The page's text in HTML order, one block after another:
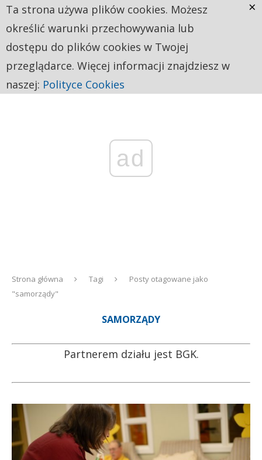
ad
Strona główna Tagi
Posty otagowane jako
"samorządy"
SAMORZĄDY
Partnerem działu jest BGK.
Ta strona używa plików cookies. Możesz
określić warunki przechowywania lub
dostępu do plików cookies w Twojej
przeglądarce. Więcej informacji znajdziesz w
naszej: Polityce Cookies
×